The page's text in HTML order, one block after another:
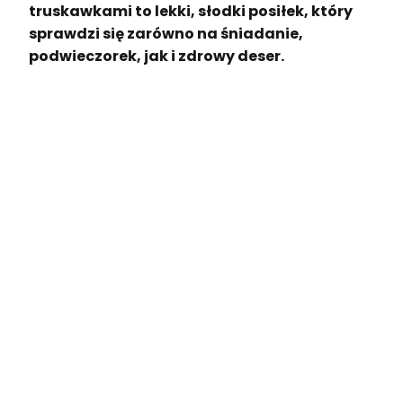
truskawkami to lekki, słodki posiłek, który
sprawdzi się zarówno na śniadanie,
podwieczorek, jak i zdrowy deser.